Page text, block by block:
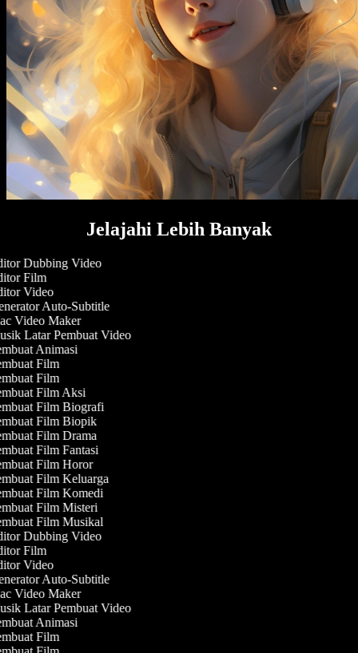
Jelajahi Lebih Banyak
Dubbing Video
Film
Video
Auto-Subtitle
Video Maker
Latar Pembuat Video
Animasi
Film
Film
Film Aksi
Film Biografi
Film Biopik
Film Drama
Film Fantasi
Film Horor
Film Keluarga
Film Komedi
Film Misteri
Film Musikal
Dubbing Video
Film
Video
Auto-Subtitle
Video Maker
Latar Pembuat Video
Animasi
Film